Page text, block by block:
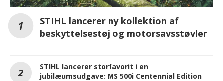
STIHL lancerer ny kollektion af
beskyttelsestøj og motorsavsstøvler
STIHL lancerer storfavorit i en
jubilæumsudgave: MS 500i Centennial Edition